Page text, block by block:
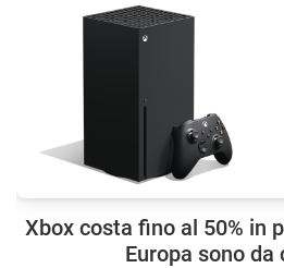
Xbox costa fino al 50% in
Europa sono da